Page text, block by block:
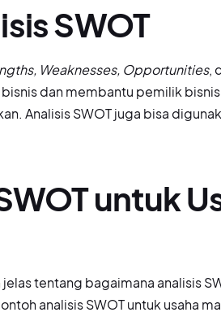
SWOT
Weaknesses, Opportunities,
dan membantu pemilik
Analisis SWOT juga bisa
untuk
tentang bagaimana analisis
analisis SWOT untuk usaha